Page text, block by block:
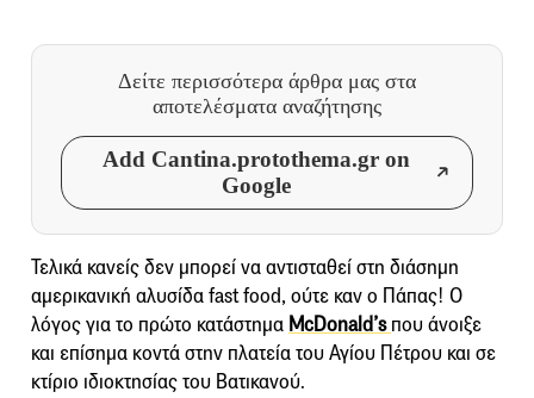
Δείτε περισσότερα άρθρα μας στα
αποτελέσματα αναζήτησης
Add Cantina.protothema.gr on
Google
Τελικά κανείς δεν μπορεί να αντισταθεί στη διάσημη
αμερικανική αλυσίδα fast food, ούτε καν ο Πάπας! Ο
λόγος για το πρώτο κατάστημα McDonald’sπου άνοιξε
και επίσημα κοντά στην πλατεία του Αγίου Πέτρου και σε
κτίριο ιδιοκτησίας του Βατικανού.